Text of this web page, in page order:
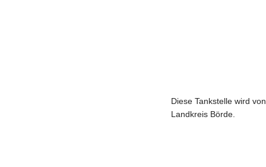
Diese Tankstelle wird
Landkreis Börde.